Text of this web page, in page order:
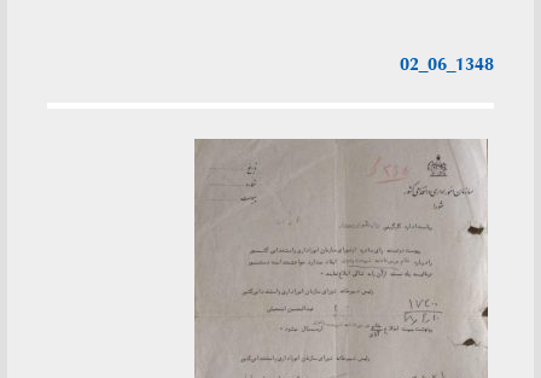
1348_06_02